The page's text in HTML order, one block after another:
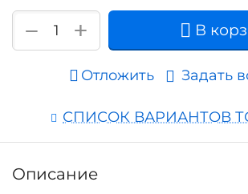
+
− В
Отложить Задать
СПИСОК ВАРИАНТОВ
Описание